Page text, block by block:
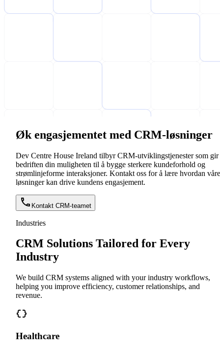
Øk engasjementet med CRM-løsninger
Dev Centre House Ireland tilbyr CRM-utviklingstjenester som gir
bedriften din muligheten til å bygge sterkere kundeforhold og
strømlinjeforme interaksjoner. Kontakt oss for å lære hvordan våre
løsninger kan drive kundens engasjement.
Kontakt CRM-teamet
Industries
CRM Solutions Tailored for Every
Industry
We build CRM systems aligned with your industry workflows,
helping you improve efficiency, customer relationships, and
revenue.
Healthcare